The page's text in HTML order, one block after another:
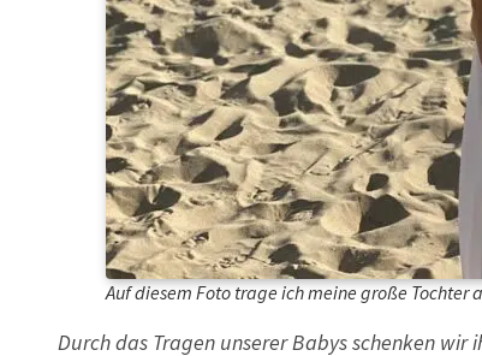
Auf diesem Foto trage ich meine große Tochter
Durch das Tragen unserer Babys schenken wir